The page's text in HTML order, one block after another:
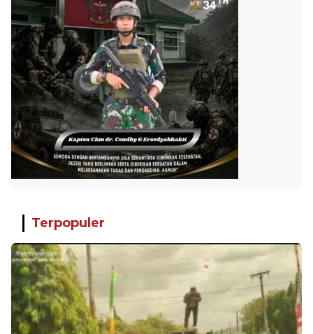
Terpopuler